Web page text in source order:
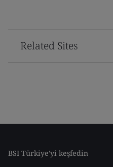
Related Sites
BSI Türkiye'yi keşfedin